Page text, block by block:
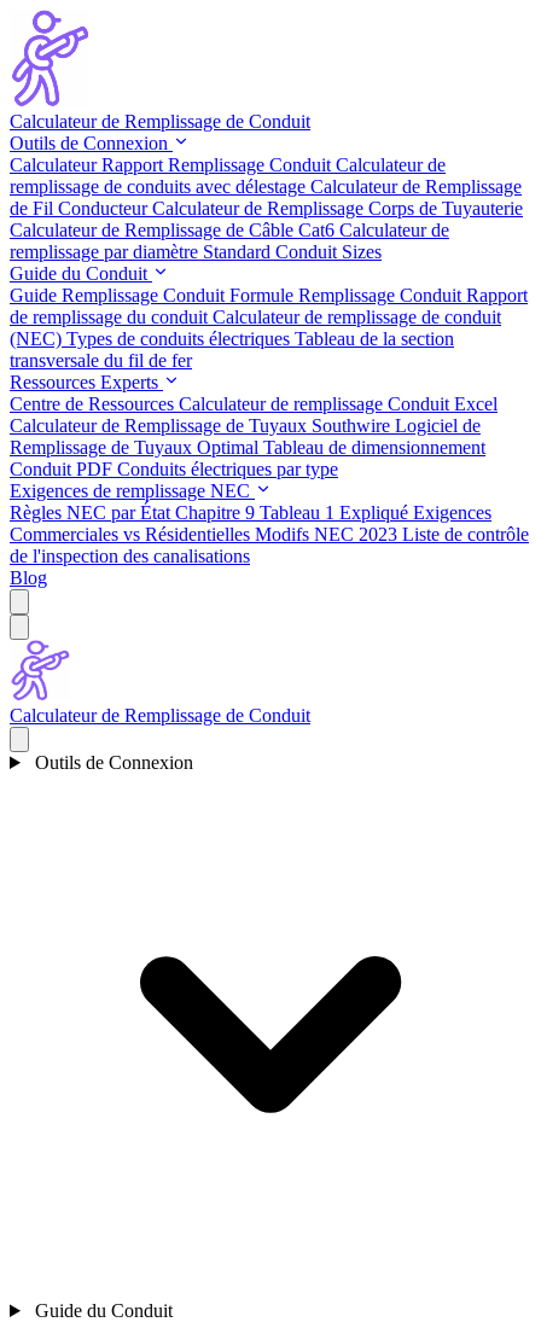
Calculateur de Remplissage de Conduit
Outils de Connexion
Calculateur Rapport Remplissage Conduit Calculateur de
remplissage de conduits avec délestage Calculateur de Remplissage
de Fil ConducteurCalculateur de Remplissage Corps de Tuyauterie
Calculateur de Remplissage de Câble Cat6 Calculateur de
remplissage par diamètre Standard Conduit Sizes
Guide du Conduit
Guide Remplissage Conduit Formule Remplissage Conduit Rapport
de remplissage du conduit Calculateur de remplissage de conduit
(NEC) Types de conduits électriques Tableau de la section
transversale du fil de fer
Ressources Experts
Centre de Ressources Calculateur de remplissage Conduit Excel
Calculateur de Remplissage de Tuyaux Southwire Logiciel de
Remplissage de Tuyaux Optimal Tableau de dimensionnement
Conduit PDF Conduits électriques par type
Exigences de remplissage NEC
Règles NEC par État Chapitre 9 Tableau 1 Expliqué Exigences
Commerciales vs Résidentielles Modifs NEC 2023 Liste de contrôle
de l'inspection des canalisations
Blog
Calculateur de Remplissage de Conduit
Outils de Connexion
Guide du Conduit